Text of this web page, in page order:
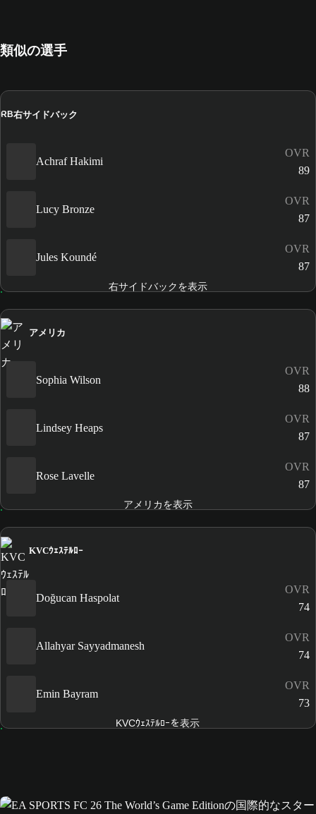
類似の選手
RB右サイドバック
Achraf Hakimi
OVR
89
Lucy Bronze
OVR
87
Jules Koundé
OVR
87
右サイドバックを表示
アメリカ
Sophia Wilson
OVR
88
Lindsey Heaps
OVR
87
Rose Lavelle
OVR
87
アメリカを表示
KVCｳｪｽﾃﾙﾛｰ
Doğucan Haspolat
OVR
74
Allahyar Sayyadmanesh
OVR
74
Emin Bayram
OVR
73
KVCｳｪｽﾃﾙﾛｰを表示